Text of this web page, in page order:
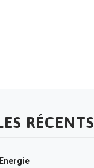
RÉCENTS